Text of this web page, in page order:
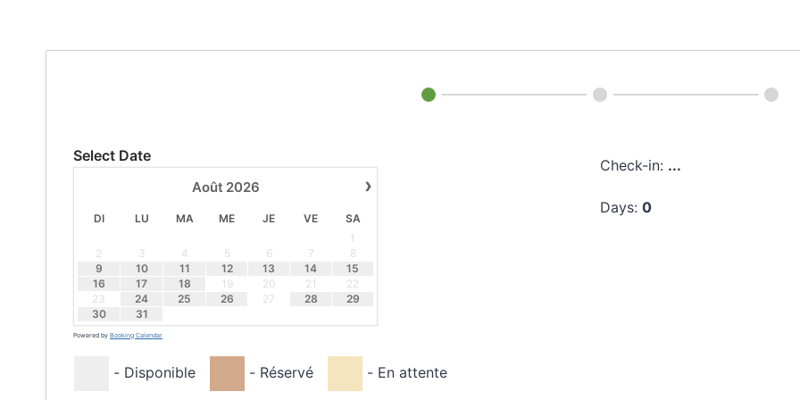
Select Date
›
Août 2026
DI LU MA ME JE VE
SA
1
2
3 4 5 6 7
8
9
10 11 12 13 14
15
16
17 18 19 20 21
22
23
24 25 26 27 28
29
30
31
Powered by Booking Calendar
- Disponible - Réservé - En attente
Check-in: ...
Days: 0